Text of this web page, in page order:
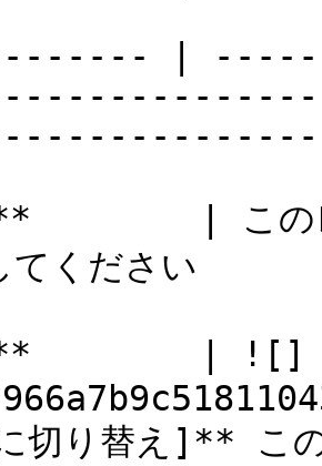
|
| このレ
てください
**        | ![]
り替え]** この